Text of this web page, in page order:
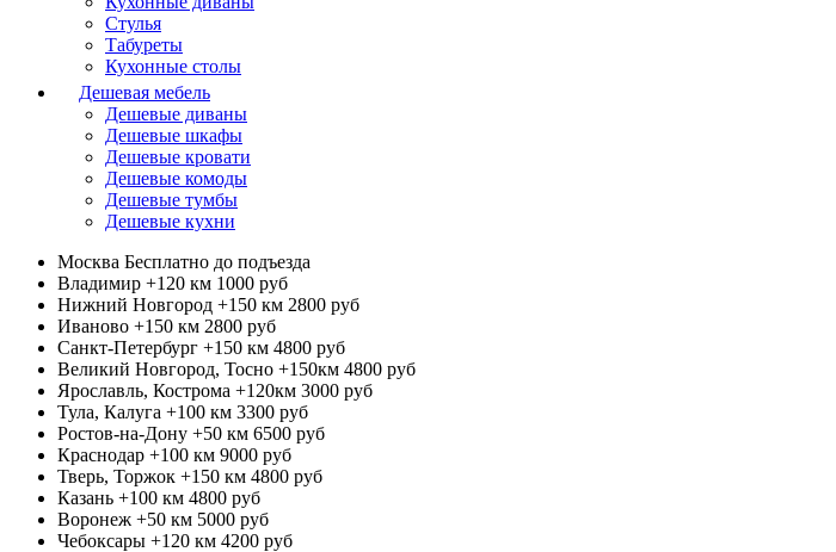
Стулья
Табуреты
Кухонные столы
Дешевая мебель
Дешевые диваны
Дешевые шкафы
Дешевые кровати
Дешевые комоды
Дешевые тумбы
Дешевые кухни
Москва Бесплатно до подъезда
Владимир +120 км 1000 руб
Нижний Новгород +150 км 2800 руб
Иваново +150 км 2800 руб
Санкт-Петербург +150 км 4800 руб
Великий Новгород, Тосно +150км 4800 руб
Ярославль, Кострома +120км 3000 руб
Тула, Калуга +100 км 3300 руб
Ростов-на-Дону +50 км 6500 руб
Краснодар +100 км 9000 руб
Тверь, Торжок +150 км 4800 руб
Казань +100 км 4800 руб
Воронеж +50 км 5000 руб
Чебоксары +120 км 4200 руб